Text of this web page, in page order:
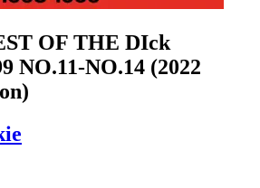
OF THE DIck
NO.11-NO.14 (2022